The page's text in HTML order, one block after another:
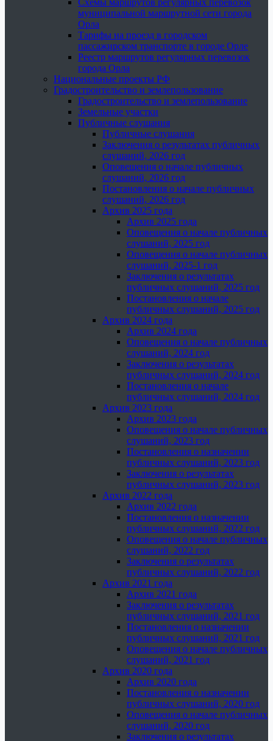
Схемы маршрутов регулярных перевозок
муниципальной маршрутной сети города
Орла
Тарифы на проезд в городском
пассажирском транспорте в городе Орле
Реестр маршрутов регулярных перевозок
города Орла
Национальные проекты РФ
Градостроительство и землепользование
Градостроительство и землепользование
Земельные участки
Публичные слушания
Публичные слушания
Заключения о результатах публичных
слушаний, 2026 год
Оповещения о начале публичных
слушаний, 2026 год
Постановления о начале публичных
слушаний, 2026 год
Архив 2025 года
Архив 2025 года
Оповещения о начале публичных
слушаний, 2025 год
Оповещения о начале публичных
слушаний, 2025-1 год
Заключения о результатах
публичных слушаний, 2025 год
Постановления о начале
публичных слушаний, 2025 год
Архив 2024 года
Архив 2024 года
Оповещения о начале публичных
слушаний, 2024 год
Заключения о результатах
публичных слушаний, 2024 год
Постановления о начале
публичных слушаний, 2024 год
Архив 2023 года
Архив 2023 года
Оповещения о начале публичных
слушаний, 2023 год
Постановления о назначении
публичных слушаний, 2023 год
Заключения о результатах
публичных слушаний, 2023 год
Архив 2022 года
Архив 2022 года
Постановления о назначении
публичных слушаний, 2022 год
Оповещения о начале публичных
слушаний, 2022 год
Заключения о результатах
публичных слушаний, 2022 год
Архив 2021 года
Архив 2021 года
Заключения о результатах
публичных слушаний, 2021 год
Постановления о назначении
публичных слушаний, 2021 год
Оповещения о начале публичных
слушаний, 2021 год
Архив 2020 года
Архив 2020 года
Постановления о назначении
публичных слушаний, 2020 год
Оповещения о начале публичных
слушаний, 2020 год
Заключения о результатах